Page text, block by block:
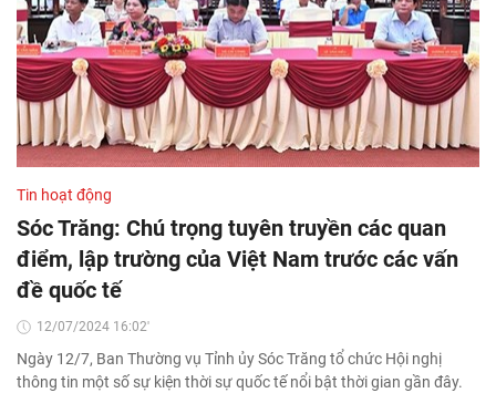
Tin hoạt động
Sóc Trăng: Chú trọng tuyên truyền các quan
điểm, lập trường của Việt Nam trước các vấn
đề quốc tế
12/07/2024 16:02'
Ngày 12/7, Ban Thường vụ Tỉnh ủy Sóc Trăng tổ chức Hội nghị
thông tin một số sự kiện thời sự quốc tế nổi bật thời gian gần đây.